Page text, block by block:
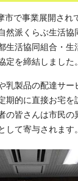
市で事業展開され
然派くらぶ生活協
生活協同組合・生
定を締結しました
乳製品の配達サー
期的に直接お宅を
の皆さんは市民の
して寄与されます。